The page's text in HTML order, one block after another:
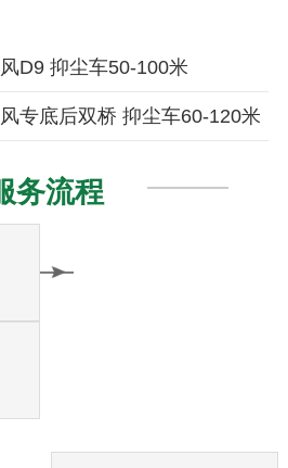
D9 抑尘车50-100米
专底后双桥 抑尘车60-120米
务流程